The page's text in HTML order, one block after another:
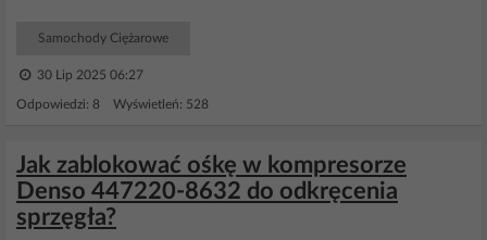
Samochody Ciężarowe
30 Lip 2025 06:27
Odpowiedzi: 8 Wyświetleń: 528
Jak zablokować ośkę w kompresorze
Denso 447220-8632 do odkręcenia
sprzęgła?